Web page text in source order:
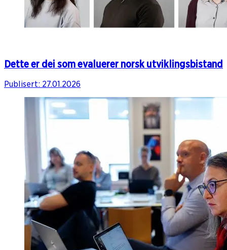
Dette er dei som evaluerer norsk utviklingsbistand
Publisert: 27.01.2026